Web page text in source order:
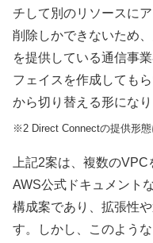
チして別のリソースに
削除しかできないため
を提供している通信事
フェイスを作成しても
から切り替える形になり
※2 Direct Connectの提供形態
上記2案は、複数の
AWS公式ドキュメント
構成案であり、拡張性
す。しかし、このよう